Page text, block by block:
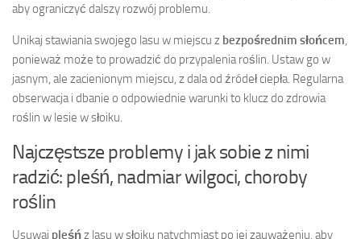
aby ograniczyć dalszy rozwój problemu.
Unikaj stawiania swojego lasu w miejscu z bezpośrednim słońcem
ponieważ może to prowadzić do przypalenia roślin. Ustaw go w
jasnym, ale zacienionym miejscu, z dala od źródeł ciepła. Regularna
obserwacja i dbanie o odpowiednie warunki to klucz do zdrowia
roślin w lesie w słoiku.
Najczęstsze problemy i jak sobie z nimi
radzić: pleśń, nadmiar wilgoci, choroby
roślin
Usuwaj pleśńz lasu w słoiku natychmiast po jej zauważeniu, aby